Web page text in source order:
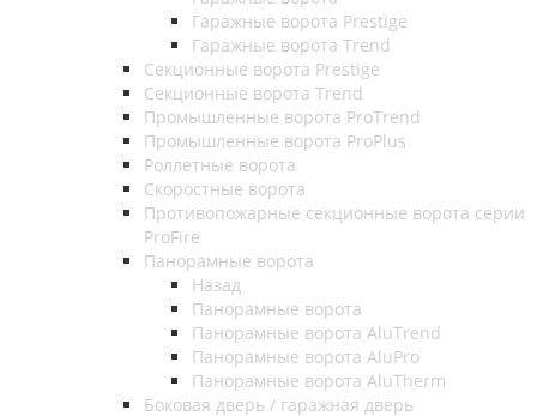
Гаражные ворота Prestige
Гаражные ворота Trend
Секционные ворота Prestige
Секционные ворота Trend
Промышленные ворота ProTrend
Промышленные ворота ProPlus
Роллетные ворота
Скоростные ворота
Противопожарные секционные ворота серии
ProFire
Панорамные ворота
Назад
Панорамные ворота
Панорамные ворота AluTrend
Панорамные ворота AluPro
Панорамные ворота AluTherm
Боковая дверь / гаражная дверь